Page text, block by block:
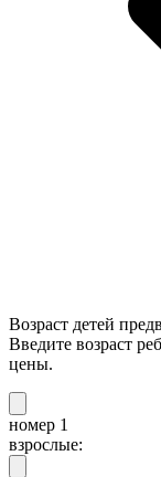
Возраст детей
Введите возраст
цены.
номер 1
взрослые: